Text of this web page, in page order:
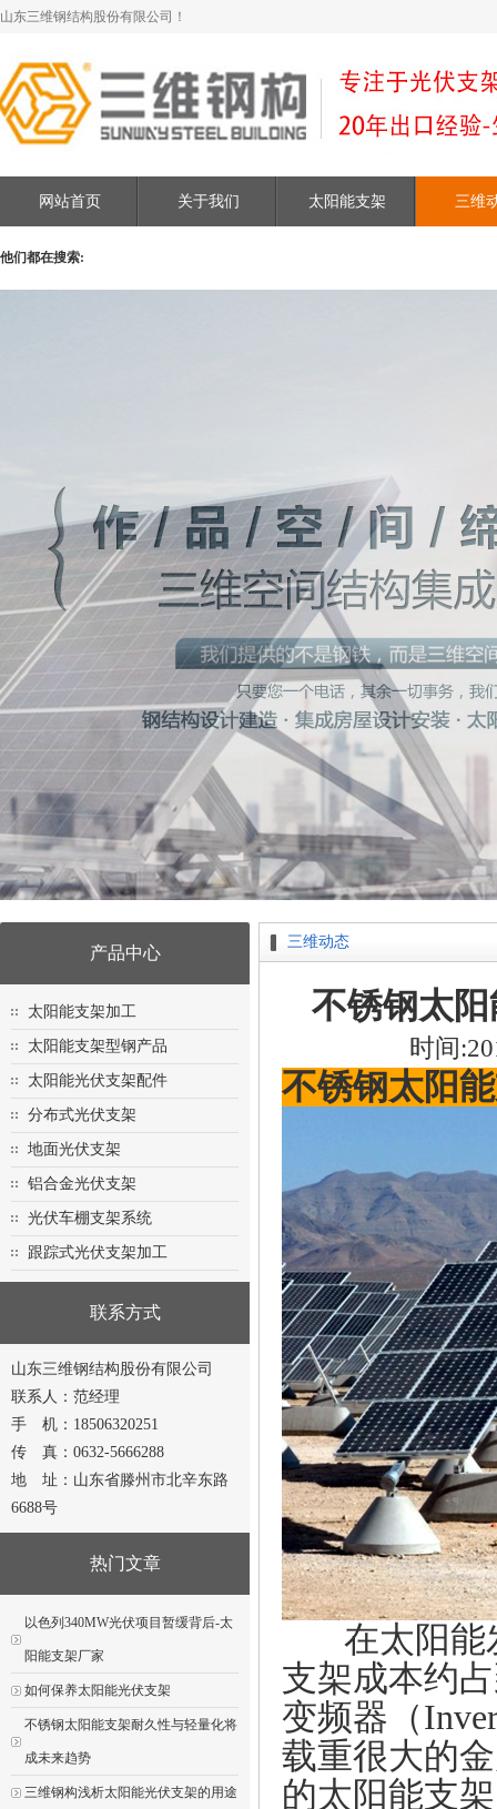
山东三维钢结构股份有限公司！
网站首页 关于我们 太阳能支架 三维
他们都在搜索:
产品中心
太阳能支架加工
太阳能支架型钢产品
太阳能光伏支架配件
分布式光伏支架
地面光伏支架
铝合金光伏支架
光伏车棚支架系统
跟踪式光伏支架加工
联系方式
山东三维钢结构股份有限公司
联系人：范经理
手 机：18506320251
传 真：0632-5666288
地 址：山东省滕州市北辛东路
6688号
热门文章
以色列340MW光伏项目暂缓背后-太
阳能支架厂家
如何保养太阳能光伏支架
不锈钢太阳能支架耐久性与轻量化将
成未来趋势
三维钢构浅析太阳能光伏支架的用途
三维动态
不锈钢太
时间
不锈钢太阳
在太阳能
支架成本约
变频器（
载重很大的
的太阳能支